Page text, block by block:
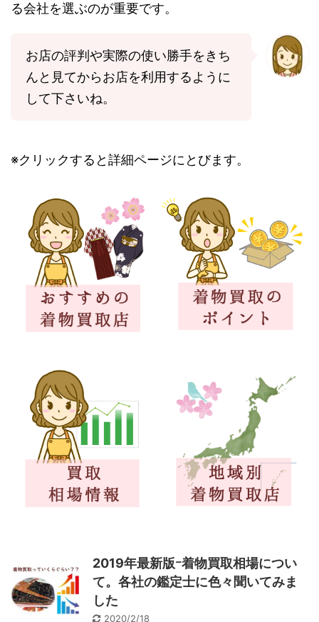
る会社を選ぶのが重要です。
お店の評判や実際の使い勝手をきち
んと見てからお店を利用するように
して下さいね。
※クリックすると詳細ページにとびます。
2019年最新版ｰ着物買取相場につい
て。各社の鑑定士に色々聞いてみま
した
2020/2/18